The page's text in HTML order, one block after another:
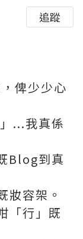
追蹤
俾少少心
...我真係
Blog到真
妝容架。
「行」既